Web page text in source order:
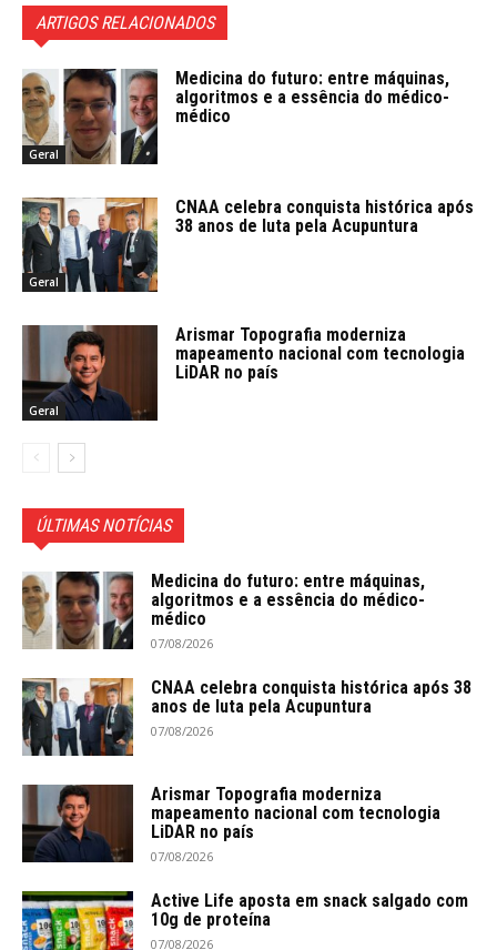
ARTIGOS RELACIONADOS
Geral
Medicina do futuro: entre máquinas,
algoritmos e a essência do médico-
médico
Geral
CNAA celebra conquista histórica após
38 anos de luta pela Acupuntura
Geral
Arismar Topografia moderniza
mapeamento nacional com tecnologia
LiDAR no país
ÚLTIMAS NOTÍCIAS
Medicina do futuro: entre máquinas,
algoritmos e a essência do médico-
médico
07/08/2026
CNAA celebra conquista histórica após 38
anos de luta pela Acupuntura
07/08/2026
Arismar Topografia moderniza
mapeamento nacional com tecnologia
LiDAR no país
07/08/2026
Active Life aposta em snack salgado com
10g de proteína
07/08/2026